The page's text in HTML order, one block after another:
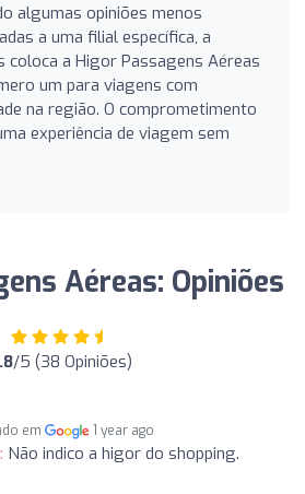
algumas opiniões menos
a uma filial específica, a
coloca a Higor Passagens Aéreas
um para viagens com
na região. O comprometimento
experiência de viagem sem
Aéreas: Opiniões
/5 (38 Opiniões)
em 1 year ago
Não indico a higor do shopping.